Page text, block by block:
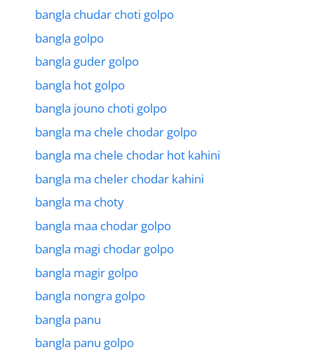
bangla chudar choti golpo
bangla golpo
bangla guder golpo
bangla hot golpo
bangla jouno choti golpo
bangla ma chele chodar golpo
bangla ma chele chodar hot kahini
bangla ma cheler chodar kahini
bangla ma choty
bangla maa chodar golpo
bangla magi chodar golpo
bangla magir golpo
bangla nongra golpo
bangla panu
bangla panu golpo